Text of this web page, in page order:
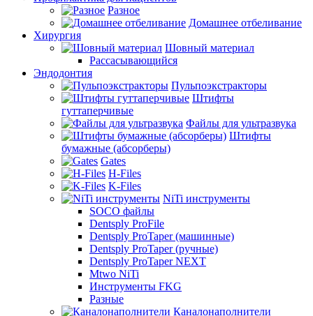
Разное
Домашнее отбеливание
Хирургия
Шовный материал
Рассасывающийся
Эндодонтия
Пульпоэкстракторы
Штифты
гуттаперчивые
Файлы для ультразвука
Штифты
бумажные (абсорберы)
Gates
H-Files
K-Files
NiTi инструменты
SOCO файлы
Dentsply ProFile
Dentsply ProTaper (машинные)
Dentsply ProTaper (ручные)
Dentsply ProTaper NEXT
Mtwo NiTi
Инструменты FKG
Разные
Каналонаполнители